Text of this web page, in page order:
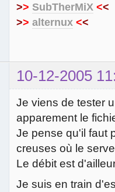
>> SubTherMiX <<
>> alternux <<
10-12-2005
Je viens de tester
apparement le
Je pense qu'il faut
creuses où le
Le débit est
Je suis en train